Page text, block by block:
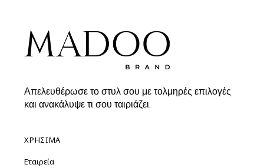
Απελευθέρωσε το στυλ σου με τολμηρές επιλογές
και ανακάλυψε τι σου ταιριάζει.
ΧΡΗΣΙΜΑ
Εταιρεία